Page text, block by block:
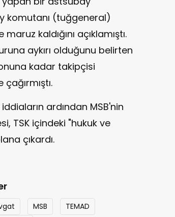
komutanı (tuğgeneral)
kaldığını açıklamıştı.
aykırı olduğunu belirten
kadar takipçisi
ardından MSB'nin
TSK içindeki "hukuk ve
çıkardı.
MSB
TEMAD